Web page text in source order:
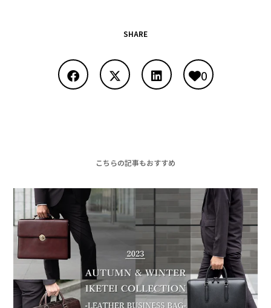
SHARE
0
こちらの記事もおすすめ